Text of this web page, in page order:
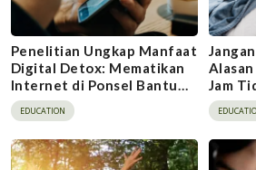
Penelitian Ungkap Manfaat
Digital Detox: Mematikan
Internet di Ponsel Bantu
Redakan Stres
EDUCATION
Jam
Hidup